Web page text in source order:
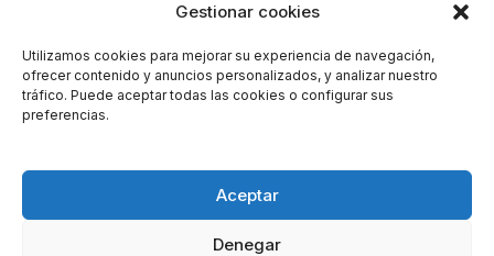
Gestionar cookies
Utilizamos cookies para mejorar su experiencia de navegación,
ofrecer contenido y anuncios personalizados, y analizar nuestro
tráfico. Puede aceptar todas las cookies o configurar sus
preferencias.
Aceptar
Denegar
Web
navegador para la próxima vez que comente.